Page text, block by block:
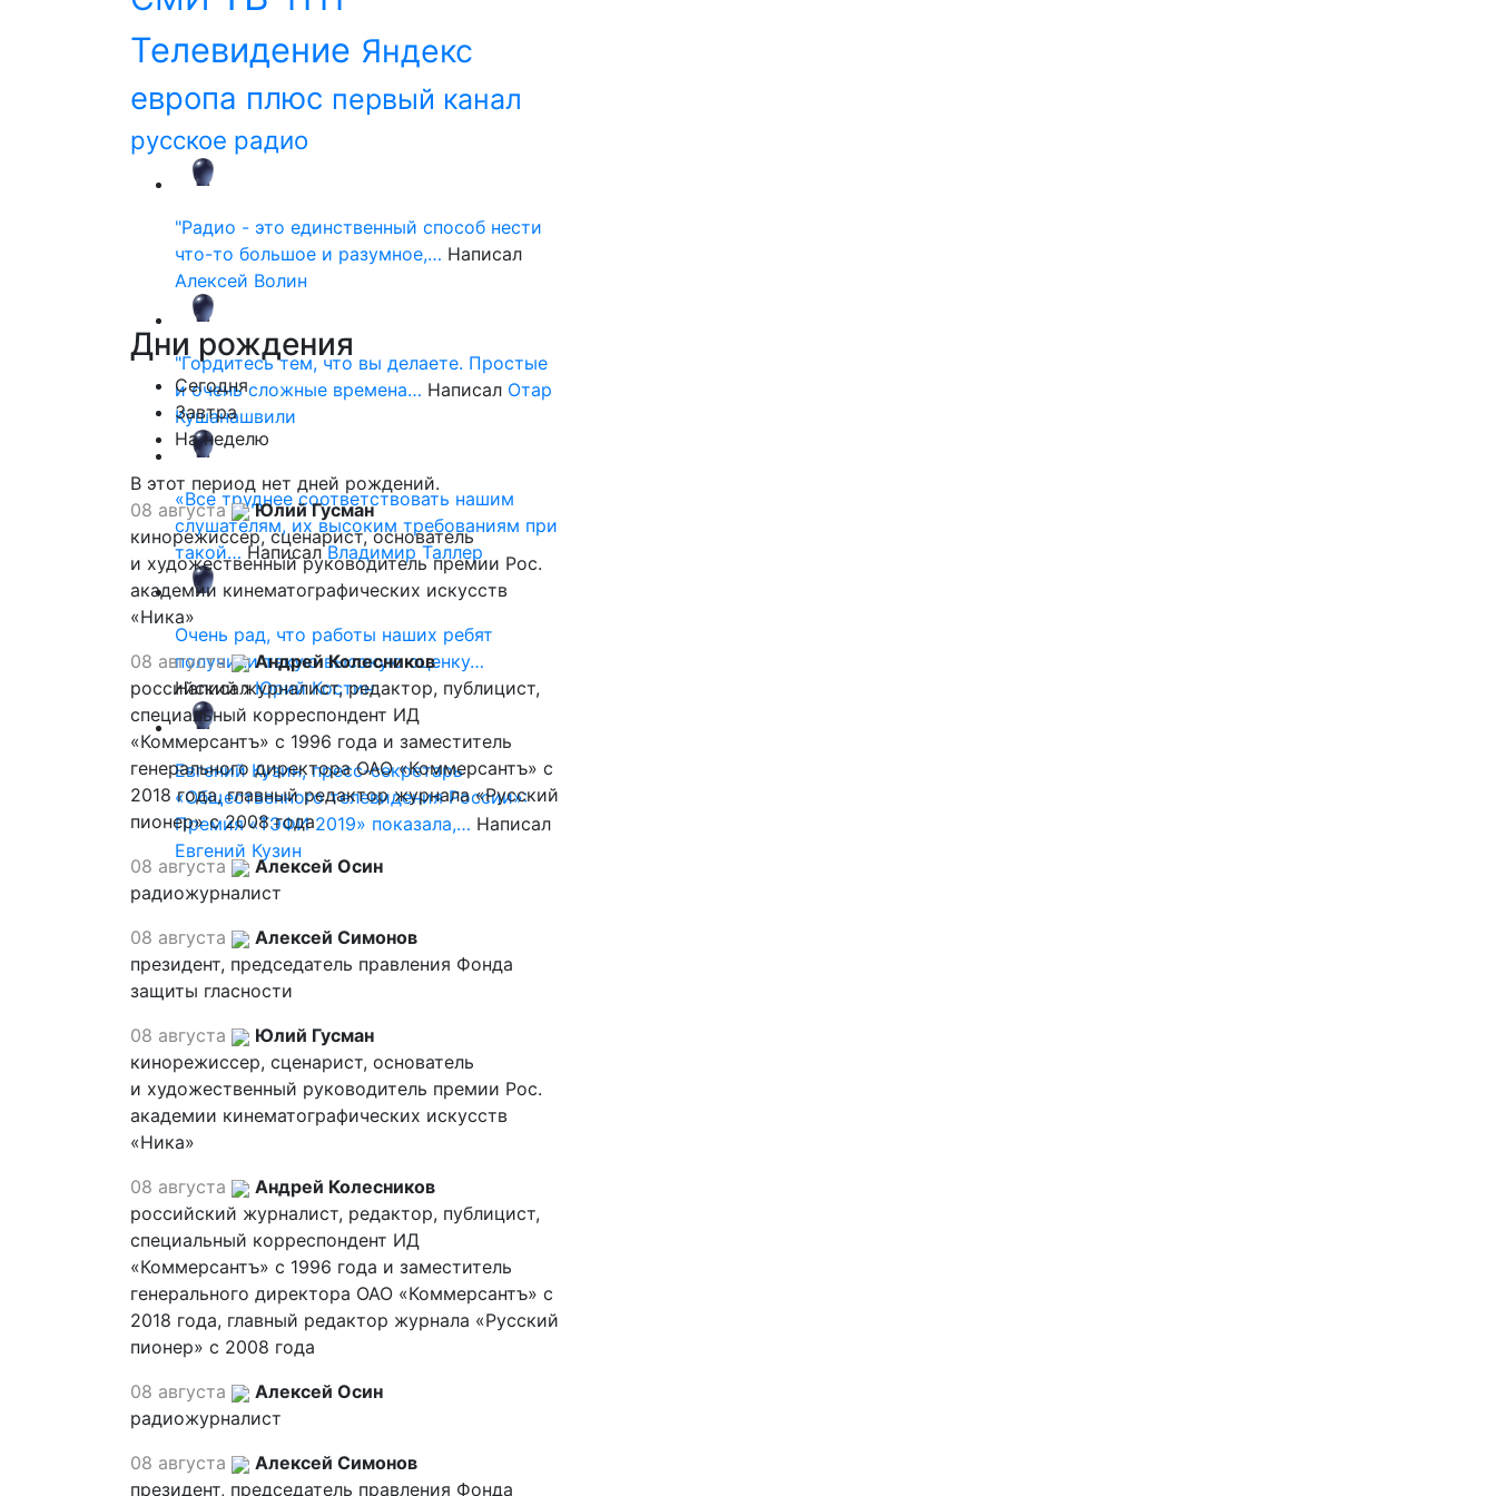
Телевидение Яндекс
европа плюс первый канал
русское радио
"Радио - это единственный способ нести
что-то большое и разумное,… Написал
Алексей Волин
"Гордитесь тем, что вы делаете. Простые
и очень сложные времена… Написал Отар
Кушанашвили
«Все труднее соответствовать нашим
слушателям, их высоким требованиям при
такой… НаписалВладимир Таллер
Очень рад, что работы наших ребят
получили такую высокую оценку…
НаписалЮрий Костин
Евгений Кузин, пресс-секретарь
«Общественного телевидения России»:
Премия «ТЭФИ 2019» показала,… Написал
Евгений Кузин
Дни рождения
Сегодня
Завтра
На неделю
В этот период нет дней рождений.
08 августа
Юлий Гусман
кинорежиссер, сценарист, основатель
и художественный руководитель премии Рос.
академии кинематографических искусств
«Ника»
08 августа
Андрей Колесников
российский журналист, редактор, публицист,
специальный корреспондент ИД
«Коммерсантъ» с 1996 года и заместитель
генерального директора ОАО «Коммерсантъ» с
2018 года, главный редактор журнала «Русский
пионер» с 2008 года
08 августа
Алексей Осин
радиожурналист
08 августа
Алексей Симонов
президент, председатель правления Фонда
защиты гласности
08 августа
Юлий Гусман
кинорежиссер, сценарист, основатель
и художественный руководитель премии Рос.
академии кинематографических искусств
«Ника»
08 августа
Андрей Колесников
российский журналист, редактор, публицист,
специальный корреспондент ИД
«Коммерсантъ» с 1996 года и заместитель
генерального директора ОАО «Коммерсантъ» с
2018 года, главный редактор журнала «Русский
пионер» с 2008 года
08 августа
Алексей Осин
радиожурналист
08 августа
Алексей Симонов
президент, председатель правления Фонда